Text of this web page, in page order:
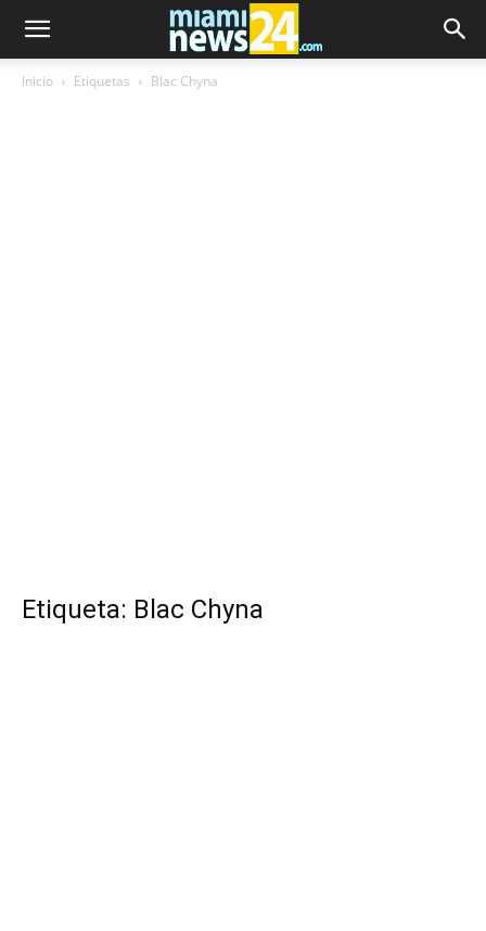
Inicio Etiquetas Blac Chyna
Etiqueta: Blac Chyna